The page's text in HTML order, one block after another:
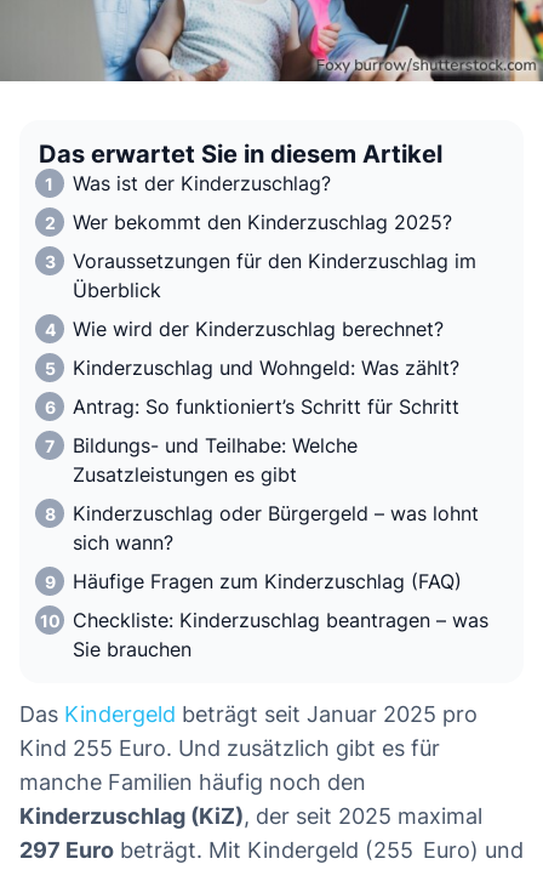
Das erwartet Sie in diesem Artikel
Was ist der Kinderzuschlag?
Wer bekommt den Kinderzuschlag 2025?
Voraussetzungen für den Kinderzuschlag im
Überblick
Wie wird der Kinderzuschlag berechnet?
Kinderzuschlag und Wohngeld: Was zählt?
Antrag: So funktioniert’s Schritt für Schritt
Bildungs- und Teilhabe: Welche
Zusatzleistungen es gibt
Kinderzuschlag oder Bürgergeld – was lohnt
sich wann?
Häufige Fragen zum Kinderzuschlag (FAQ)
Checkliste: Kinderzuschlag beantragen – was
Sie brauchen
Das Kindergeld beträgt seit Januar 2025 pro
Kind 255 Euro. Und zusätzlich gibt es für
manche Familien häufig noch den
Kinderzuschlag (KiZ), der seit 2025 maximal
297 Euro beträgt. Mit Kindergeld (255 Euro) und